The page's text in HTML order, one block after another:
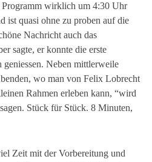
Programm wirklich um 4:30 Uhr
ist quasi ohne zu proben auf die
Nachricht auch das
sagte, er konnte die erste
Neben mittlerweile
wo man von Felix Lobrecht
Rahmen erleben kann, “wird
Stück für Stück. 8 Minuten,
Zeit mit der Vorbereitung und